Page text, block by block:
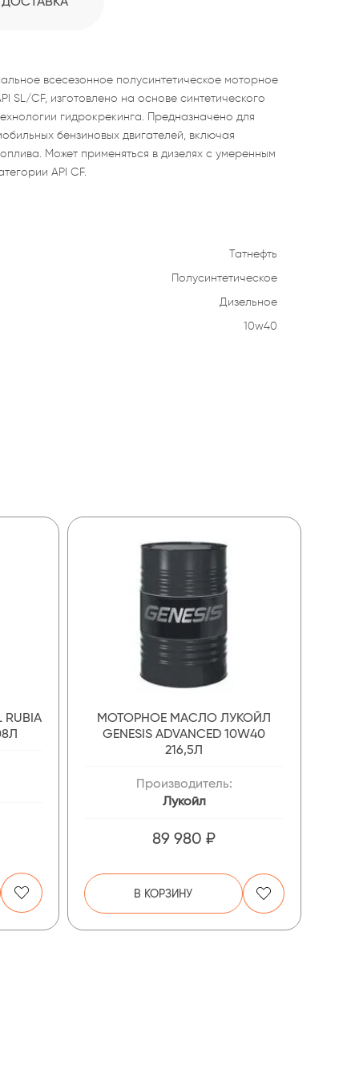
всесезонное полусинтетическое моторное
SL/CF, изготовлено на основе синтетического
гидрокрекинга. Предназначено для
бензиновых двигателей, включая
Может применяться в дизелях с умеренным
API CF.
Татнефть
Полусинтетическое
Дизельное
10w40
МОТОРНОЕ МАСЛО ЛУКОЙЛ
GENESIS ADVANCED 10W40
216,5Л
Производитель:
Лукойл
89 980 ₽
В КОРЗИНУ